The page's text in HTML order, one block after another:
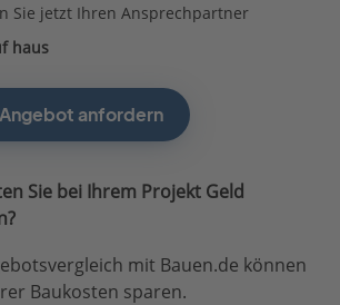
Sie jetzt Ihren Ansprechpartner
haus
anfordern
Sie bei Ihrem Projekt Geld
mit Bauen.de können
Baukosten sparen.